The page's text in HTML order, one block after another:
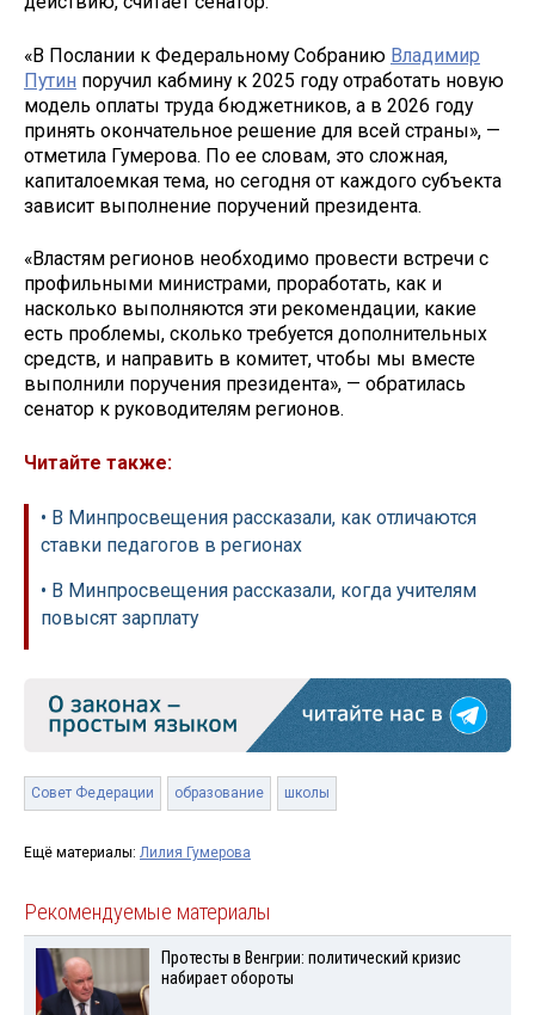
«В Послании к Федеральному Собранию Владимир
Путин поручил кабмину к 2025 году отработать новую
модель оплаты труда бюджетников, а в 2026 году
принять окончательное решение для всей страны», —
отметила Гумерова. По ее словам, это сложная,
капиталоемкая тема, но сегодня от каждого субъекта
зависит выполнение поручений президента.
«Властям регионов необходимо провести встречи с
профильными министрами, проработать, как и
насколько выполняются эти рекомендации, какие
есть проблемы, сколько требуется дополнительных
средств, и направить в комитет, чтобы мы вместе
выполнили поручения президента», — обратилась
сенатор к руководителям регионов.
Читайте также:
• В Минпросвещения рассказали, как отличаются
ставки педагогов в регионах
• В Минпросвещения рассказали, когда учителям
повысят зарплату
Совет Федерации образование школы
Ещё материалы: Лилия Гумерова
Рекомендуемые материалы
Протесты в Венгрии: политический кризис
набирает обороты